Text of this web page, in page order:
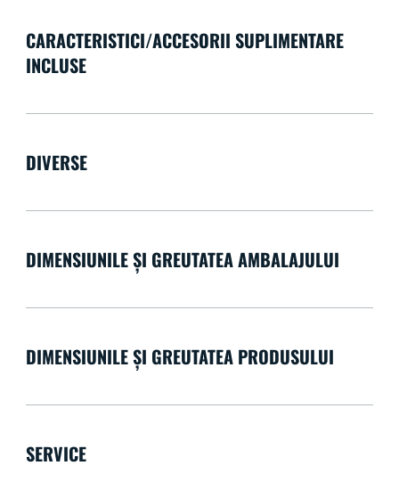
CARACTERISTICI/ACCESORII SUPLIMENTARE
INCLUSE
DIVERSE
DIMENSIUNILE ȘI GREUTATEA AMBALAJULUI
DIMENSIUNILE ȘI GREUTATEA PRODUSULUI
SERVICE